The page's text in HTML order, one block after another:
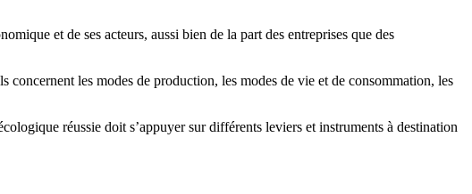
et de ses acteurs, aussi bien de la part des entreprises que des
concernent les modes de production, les modes de vie et de consommation, les
réussie doit s’appuyer sur différents leviers et instruments à destination